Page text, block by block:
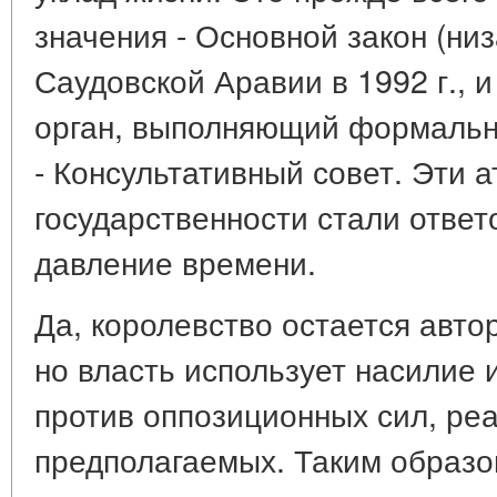
значения - Основной закон
Саудовской Аравии в 1992 г.,
орган, выполняющий
- Консультативный совет. Эти
государственности стали
давление времени.
Да, королевство остается
но власть использует насилие
против оппозиционных сил,
предполагаемых. Таким